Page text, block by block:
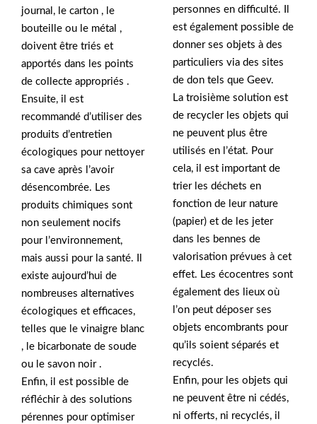
journal, le carton , le
bouteille ou le métal ,
doivent être triés et
apportés dans les points
de collecte appropriés .
Ensuite, il est
recommandé d’utiliser des
produits d’entretien
écologiques pour nettoyer
sa cave après l’avoir
désencombrée. Les
produits chimiques sont
non seulement nocifs
pour l’environnement,
mais aussi pour la santé. Il
existe aujourd’hui de
nombreuses alternatives
écologiques et efficaces,
telles que le vinaigre blanc
, le bicarbonate de soude
ou le savon noir .
Enfin, il est possible de
réfléchir à des solutions
pérennes pour optimiser
personnes en difficulté. Il
est également possible de
donner ses objets à des
particuliers via des sites
de don tels que Geev.
La troisième solution est
de recycler les objets qui
ne peuvent plus être
utilisés en l’état. Pour
cela, il est important de
trier les déchets en
fonction de leur nature
(papier) et de les jeter
dans les bennes de
valorisation prévues à cet
effet. Les écocentres sont
également des lieux où
l’on peut déposer ses
objets encombrants pour
qu’ils soient séparés et
recyclés.
Enfin, pour les objets qui
ne peuvent être ni cédés,
ni offerts, ni recyclés, il